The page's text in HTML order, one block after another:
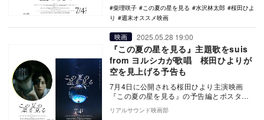
柴理咲子
この夏の星を見る 水沢林太郎
桜田ひよ
り
週末オススメ映画
映画 2025.05.28 19:00
『この夏の星を見る』主題歌をsuis
from ヨルシカが歌唱 桜田ひよりが
空を見上げる予告も
7月4日に公開される桜田ひより主演映画
『この夏の星を見る』の予告編とポスター
ビジュアルが公開された。 本作は、2021
年から…
リアルサウンド映画部